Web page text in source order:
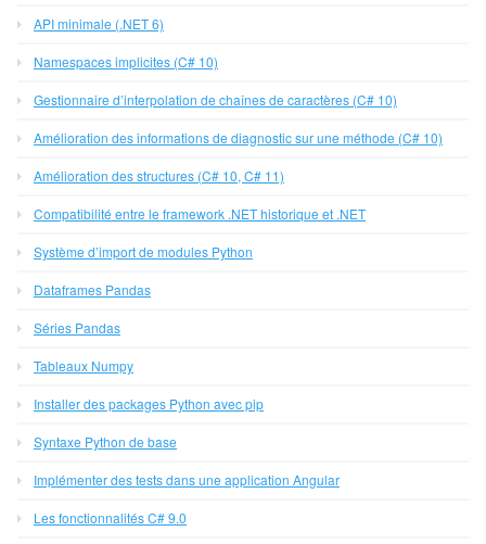
API minimale (.NET 6)
Namespaces implicites (C# 10)
Gestionnaire d’interpolation de chaînes de caractères (C# 10)
Amélioration des informations de diagnostic sur une méthode (C# 10)
Amélioration des structures (C# 10, C# 11)
Compatibilité entre le framework .NET historique et .NET
Système d’import de modules Python
Dataframes Pandas
Séries Pandas
Tableaux Numpy
Installer des packages Python avec pip
Syntaxe Python de base
Implémenter des tests dans une application Angular
Les fonctionnalités C# 9.0